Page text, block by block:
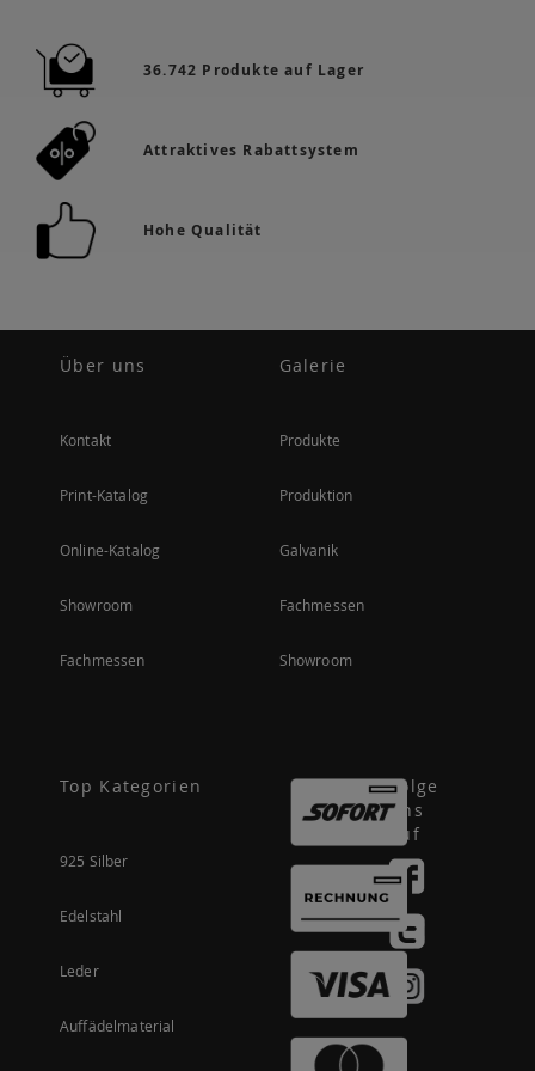
36.742 Produkte auf Lager
Attraktives Rabattsystem
Hohe Qualität
Über uns
Kontakt
Print-Katalog
Online-Katalog
Showroom
Fachmessen
Galerie
Produkte
Produktion
Galvanik
Fachmessen
Showroom
Top Kategorien
925 Silber
Edelstahl
Leder
Auffädelmaterial
Folge
uns
auf